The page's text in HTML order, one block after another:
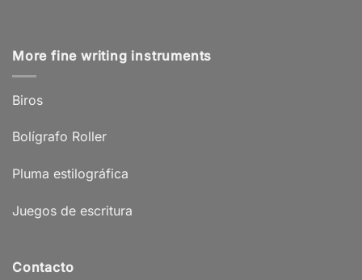
More fine writing instruments
Biros
Bolígrafo Roller
Pluma estilográfica
Juegos de escritura
Contacto